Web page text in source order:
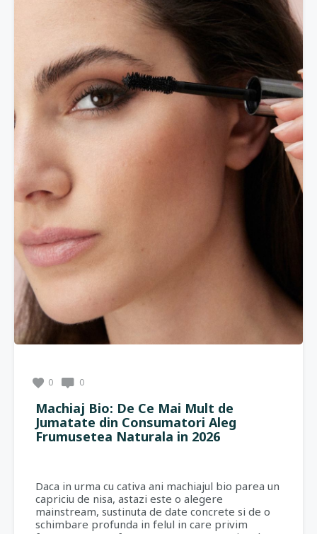
0 0
Machiaj Bio: De Ce Mai Mult de
Jumatate din Consumatori Aleg
Frumusetea Naturala in 2026
Daca in urma cu cativa ani machiajul bio parea un
capriciu de nisa, astazi este o alegere
mainstream, sustinuta de date concrete si de o
schimbare profunda in felul in care privim